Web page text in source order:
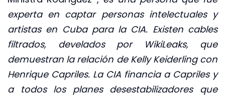
experta en captar personas intelectuales y
artistas en Cuba para la CIA. Existen cables
filtrados, develados por WikiLeaks, que
demuestran la relación de Kelly Keiderling con
Henrique Capriles. La CIA financia a Capriles y
a todos los planes desestabilizadores que